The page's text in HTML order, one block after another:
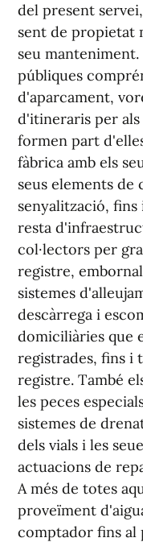
del present
sent de propietat
seu
públiques
d'aparcament,
d'itineraris per
formen part
fàbrica amb els
seus elements de
senyalització,
resta
col·lectors per
registre,
sistemes
descàrrega i
domiciliàries que
registrades, fins i
registre. També
les peces
sistemes de
dels vials i les
actuacions de
A més de totes
proveïment
comptador fins al